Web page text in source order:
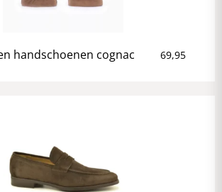
handschoenen cognac 69,95